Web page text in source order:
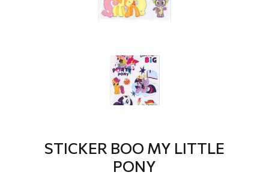
STICKER BOO MY LITTLE
PONY